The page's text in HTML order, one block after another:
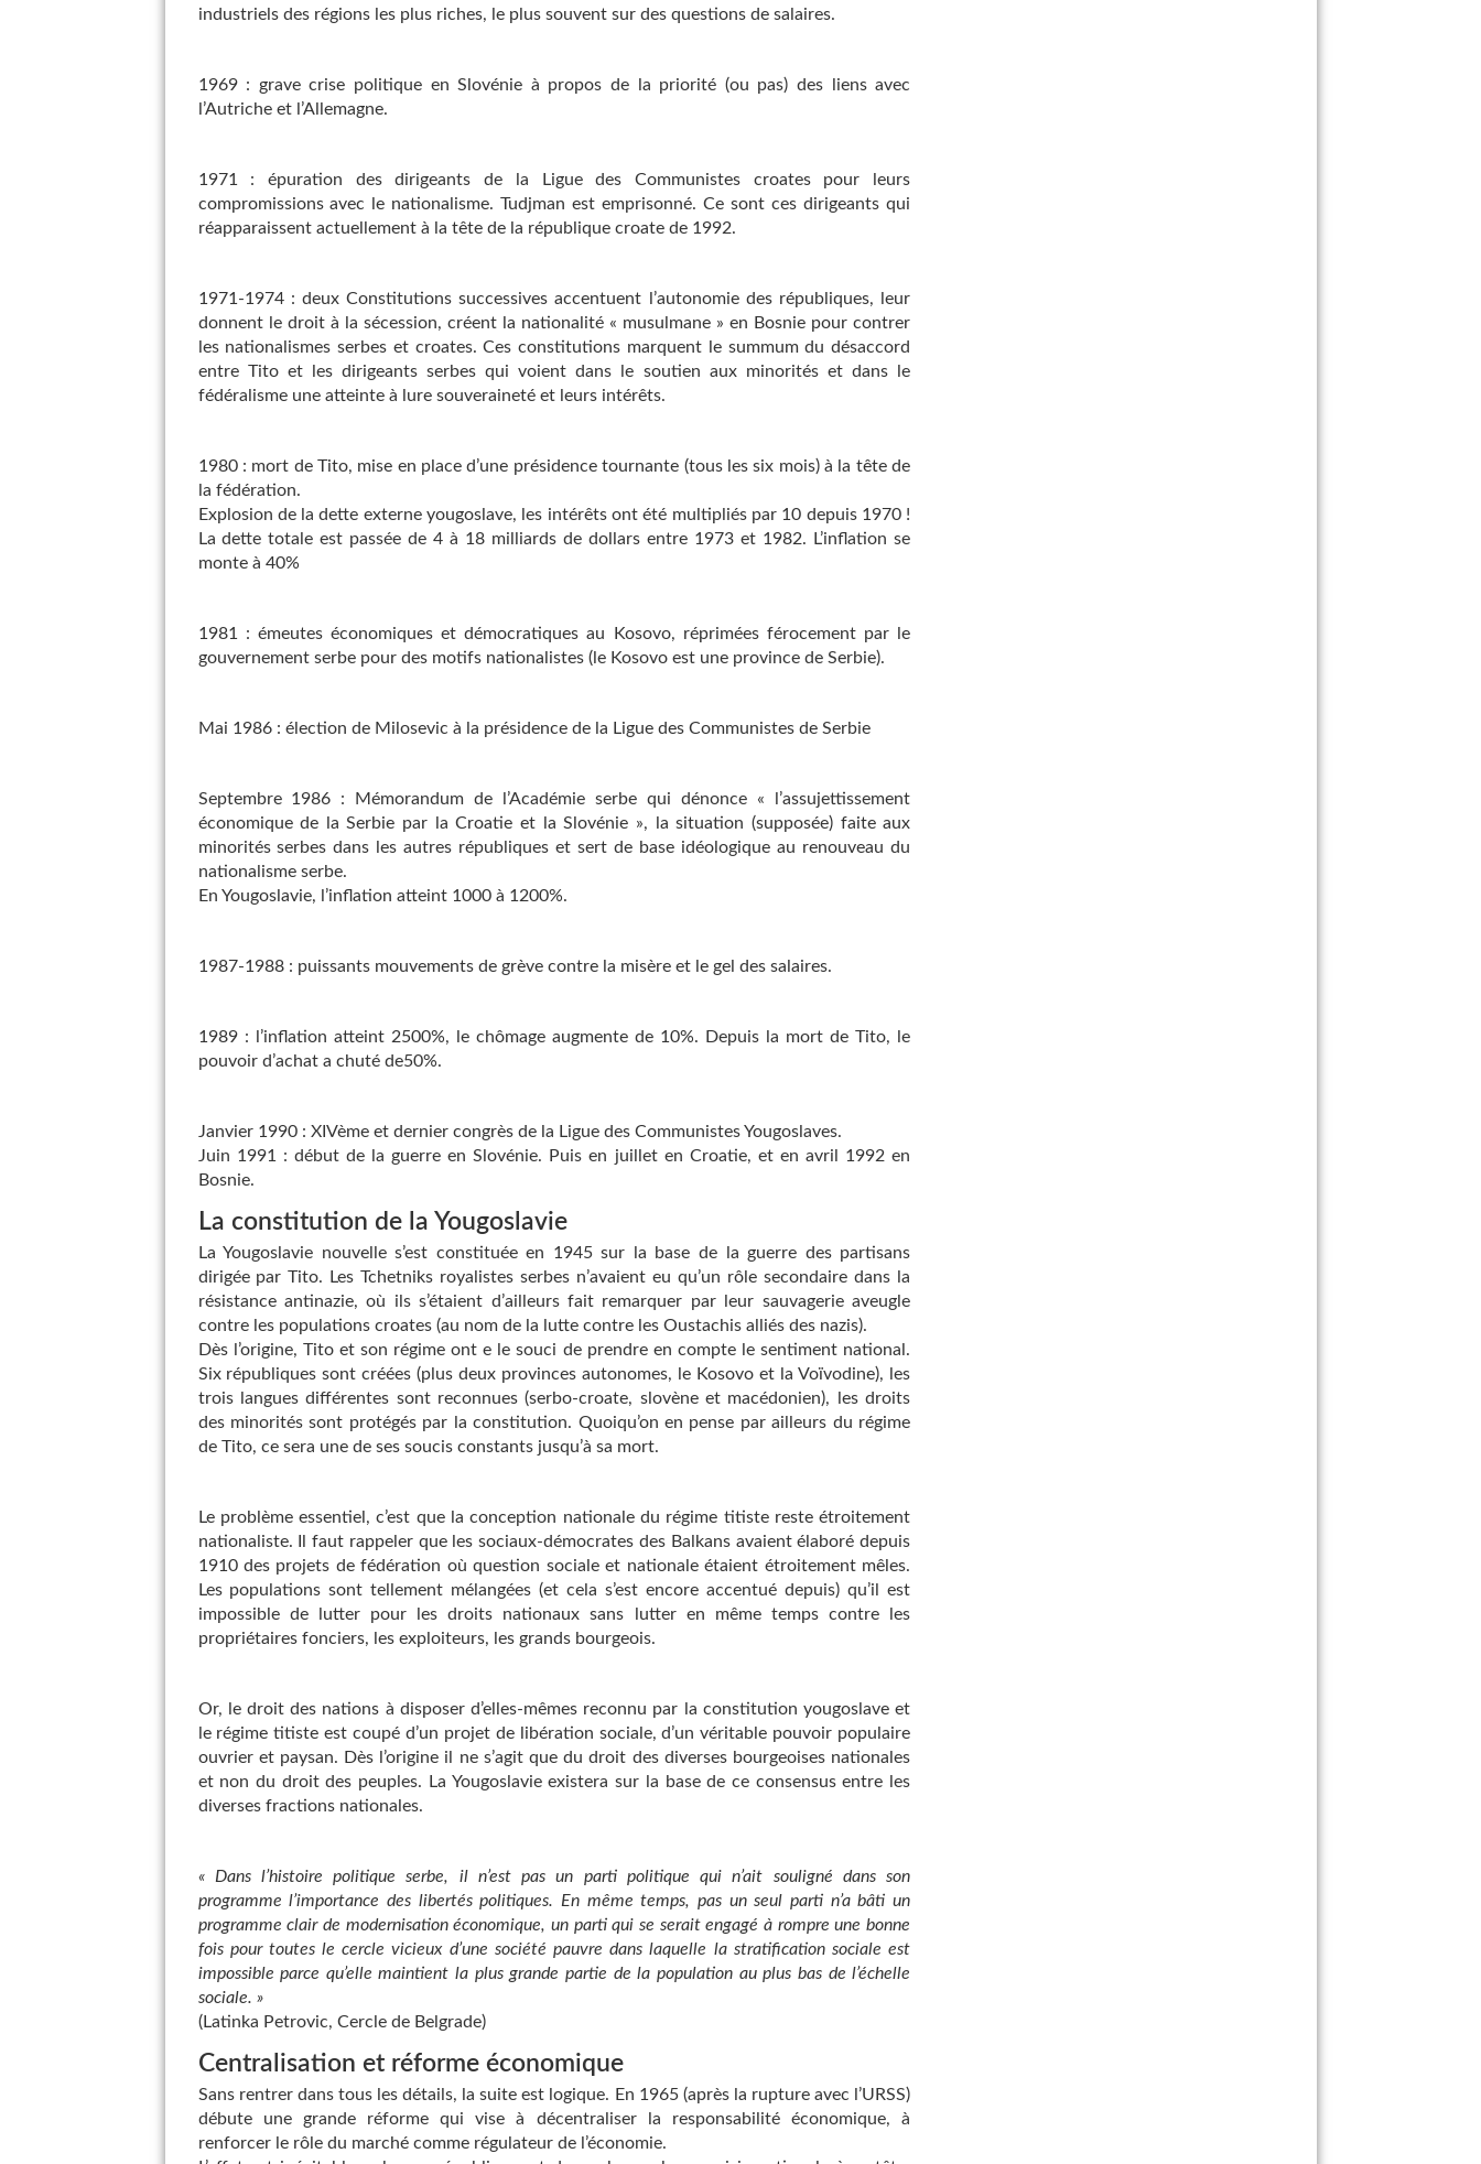
industriels des régions les plus riches, le plus souvent sur des questions de salaires.
1969 : grave crise politique en Slovénie à propos de la priorité (ou pas) des liens avec
l’Autriche et l’Allemagne.
1971 : épuration des dirigeants de la Ligue des Communistes croates pour leurs
compromissions avec le nationalisme. Tudjman est emprisonné. Ce sont ces dirigeants qui
réapparaissent actuellement à la tête de la république croate de 1992.
1971-1974 : deux Constitutions successives accentuent l’autonomie des républiques, leur
donnent le droit à la sécession, créent la nationalité « musulmane » en Bosnie pour contrer
les nationalismes serbes et croates. Ces constitutions marquent le summum du désaccord
entre Tito et les dirigeants serbes qui voient dans le soutien aux minorités et dans le
fédéralisme une atteinte à lure souveraineté et leurs intérêts.
1980 : mort de Tito, mise en place d’une présidence tournante (tous les six mois) à la tête de
la fédération.
Explosion de la dette externe yougoslave, les intérêts ont été multipliés par 10 depuis 1970 !
La dette totale est passée de 4 à 18 milliards de dollars entre 1973 et 1982. L’inflation se
monte à 40%
1981 : émeutes économiques et démocratiques au Kosovo, réprimées férocement par le
gouvernement serbe pour des motifs nationalistes (le Kosovo est une province de Serbie).
Mai 1986 : élection de Milosevic à la présidence de la Ligue des Communistes de Serbie
Septembre 1986 : Mémorandum de l’Académie serbe qui dénonce « l’assujettissement
économique de la Serbie par la Croatie et la Slovénie », la situation (supposée) faite aux
minorités serbes dans les autres républiques et sert de base idéologique au renouveau du
nationalisme serbe.
En Yougoslavie, l’inflation atteint 1000 à 1200%.
1987-1988 : puissants mouvements de grève contre la misère et le gel des salaires.
1989 : l’inflation atteint 2500%, le chômage augmente de 10%. Depuis la mort de Tito, le
pouvoir d’achat a chuté de50%.
Janvier 1990 : XIVème et dernier congrès de la Ligue des Communistes Yougoslaves.
Juin 1991 : début de la guerre en Slovénie. Puis en juillet en Croatie, et en avril 1992 en
Bosnie.
La constitution de la Yougoslavie
La Yougoslavie nouvelle s’est constituée en 1945 sur la base de la guerre des partisans
dirigée par Tito. Les Tchetniks royalistes serbes n’avaient eu qu’un rôle secondaire dans la
résistance antinazie, où ils s’étaient d’ailleurs fait remarquer par leur sauvagerie aveugle
contre les populations croates (au nom de la lutte contre les Oustachis alliés des nazis).
Dès l’origine, Tito et son régime ont e le souci de prendre en compte le sentiment national.
Six républiques sont créées (plus deux provinces autonomes, le Kosovo et la Voïvodine), les
trois langues différentes sont reconnues (serbo-croate, slovène et macédonien), les droits
des minorités sont protégés par la constitution. Quoiqu’on en pense par ailleurs du régime
de Tito, ce sera une de ses soucis constants jusqu’à sa mort.
Le problème essentiel, c’est que la conception nationale du régime titiste reste étroitement
nationaliste. Il faut rappeler que les sociaux-démocrates des Balkans avaient élaboré depuis
1910 des projets de fédération où question sociale et nationale étaient étroitement mêles.
Les populations sont tellement mélangées (et cela s’est encore accentué depuis) qu’il est
impossible de lutter pour les droits nationaux sans lutter en même temps contre les
propriétaires fonciers, les exploiteurs, les grands bourgeois.
Or, le droit des nations à disposer d’elles-mêmes reconnu par la constitution yougoslave et
le régime titiste est coupé d’un projet de libération sociale, d’un véritable pouvoir populaire
ouvrier et paysan. Dès l’origine il ne s’agit que du droit des diverses bourgeoises nationales
et non du droit des peuples. La Yougoslavie existera sur la base de ce consensus entre les
diverses fractions nationales.
« Dans l’histoire politique serbe, il n’est pas un parti politique qui n’ait souligné dans son
programme l’importance des libertés politiques. En même temps, pas un seul parti n’a bâti un
programme clair de modernisation économique, un parti qui se serait engagé à rompre une bonne
fois pour toutes le cercle vicieux d’une société pauvre dans laquelle la stratification sociale est
impossible parce qu’elle maintient la plus grande partie de la population au plus bas de l’échelle
sociale. »
(Latinka Petrovic, Cercle de Belgrade)
Centralisation et réforme économique
Sans rentrer dans tous les détails, la suite est logique. En 1965 (après la rupture avec l’URSS)
débute une grande réforme qui vise à décentraliser la responsabilité économique, à
renforcer le rôle du marché comme régulateur de l’économie.